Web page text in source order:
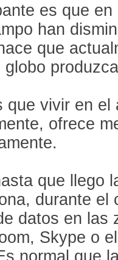
es que
han
que
que vivir en el
ofrece
que llego
durante el
datos en las
Skype o
normal que